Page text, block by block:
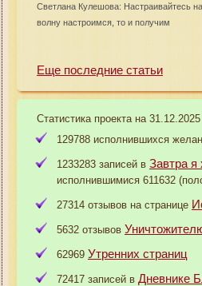
Светлана Кулешова: Настраивайтесь
волну настроимся, то и получим
Еще последние статьи
Статистика проекта на 31.12.2025
129788 исполнившихся
1233283 записей в Завтра я
исполнившимися 611632
27314 отзывов на странице
5632 отзывов
62969 Утренних страниц
72417 записей в Дневнике